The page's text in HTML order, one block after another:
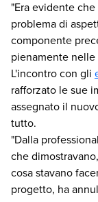
"Era evidente
problema di
componente
pienamente nelle
L'incontro con gli
rafforzato le sue
assegnato il
tutto.
"Dalla
che
cosa stavano
progetto, ha